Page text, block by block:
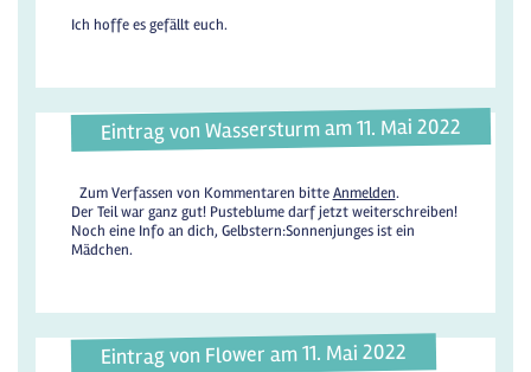
Ich hoffe es gefällt euch.
Eintrag von Wassersturm am 11. Mai 2022
Zum Verfassen von Kommentaren bitteAnmelden.
Der Teil war ganz gut! Pusteblume darf jetzt weiterschreiben!
Noch eine Info an dich, Gelbstern:Sonnenjunges ist ein
Mädchen.
Eintrag von Flower am 11. Mai 2022